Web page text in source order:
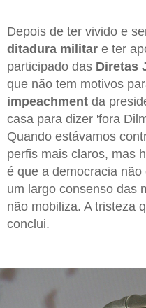
Depois de ter vivido e
ditadura militar e ter
participado das Diretas
que não tem motivos
impeachment da
casa para dizer 'fora
Quando estávamos
perfis mais claros, mas
é que a democracia
um largo consenso das
não mobiliza. A tristeza
conclui.